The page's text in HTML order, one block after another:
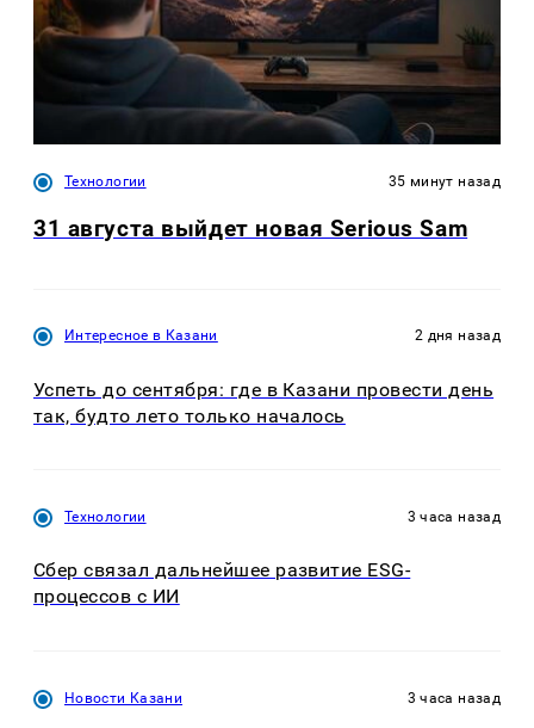
Технологии 35 минут назад
31 августа выйдет новая Serious Sam
Интересное в Казани 2 дня назад
Успеть до сентября: где в Казани провести день
так, будто лето только началось
Технологии 3 часа назад
Сбер связал дальнейшее развитие ESG-
процессов с ИИ
Новости Казани 3 часа назад